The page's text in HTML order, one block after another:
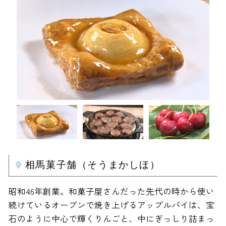
相馬菓子舗（そうまかしほ）
昭和46年創業。和菓子屋さんだった先代の時から使い
続けているオーブンで焼き上げるアップルパイは、宝
石のように中心で輝くりんごと、中にぎっしり詰まっ